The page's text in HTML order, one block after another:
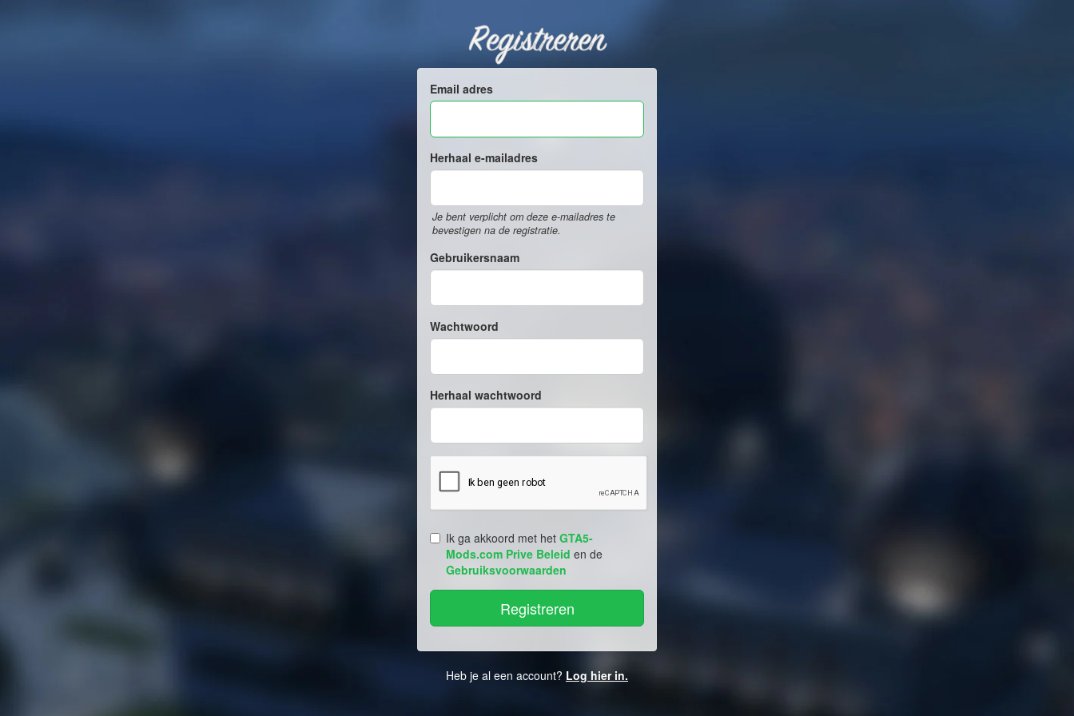
Registreren
Email adres
Herhaal e-mailadres
Je bent verplicht om deze e-mailadres te
bevestigen na de registratie.
Gebruikersnaam
Wachtwoord
Herhaal wachtwoord
Ik ga akkoord met het GTA5-
Mods.com Prive Beleid en de
Gebruiksvoorwaarden
Heb je al een account? Log hier in.